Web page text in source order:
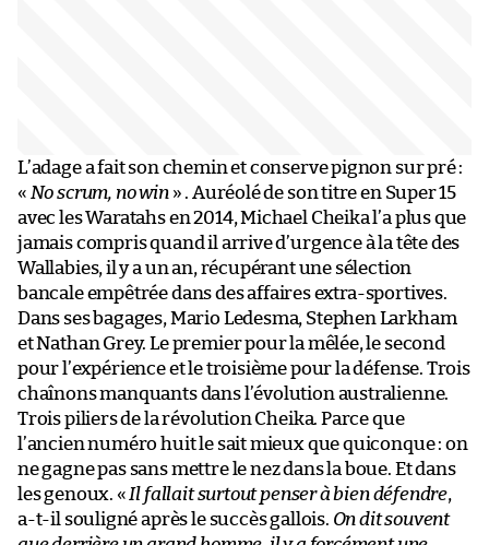
L’adage a fait son chemin et conserve pignon sur pré :
« No scrum, no win» . Auréolé de son titre en Super 15
avec les Waratahs en 2014, Michael Cheika l’a plus que
jamais compris quand il arrive d’urgence à la tête des
Wallabies, il y a un an, récupérant une sélection
bancale empêtrée dans des affaires extra-sportives.
Dans ses bagages, Mario Ledesma, Stephen Larkham
et Nathan Grey. Le premier pour la mêlée, le second
pour l’expérience et le troisième pour la défense. Trois
chaînons manquants dans l’évolution australienne.
Trois piliers de la révolution Cheika. Parce que
l’ancien numéro huit le sait mieux que quiconque : on
ne gagne pas sans mettre le nez dans la boue. Et dans
les genoux. « Il fallait surtout penser à bien défendre,
a-t-il souligné après le succès gallois. On dit souvent